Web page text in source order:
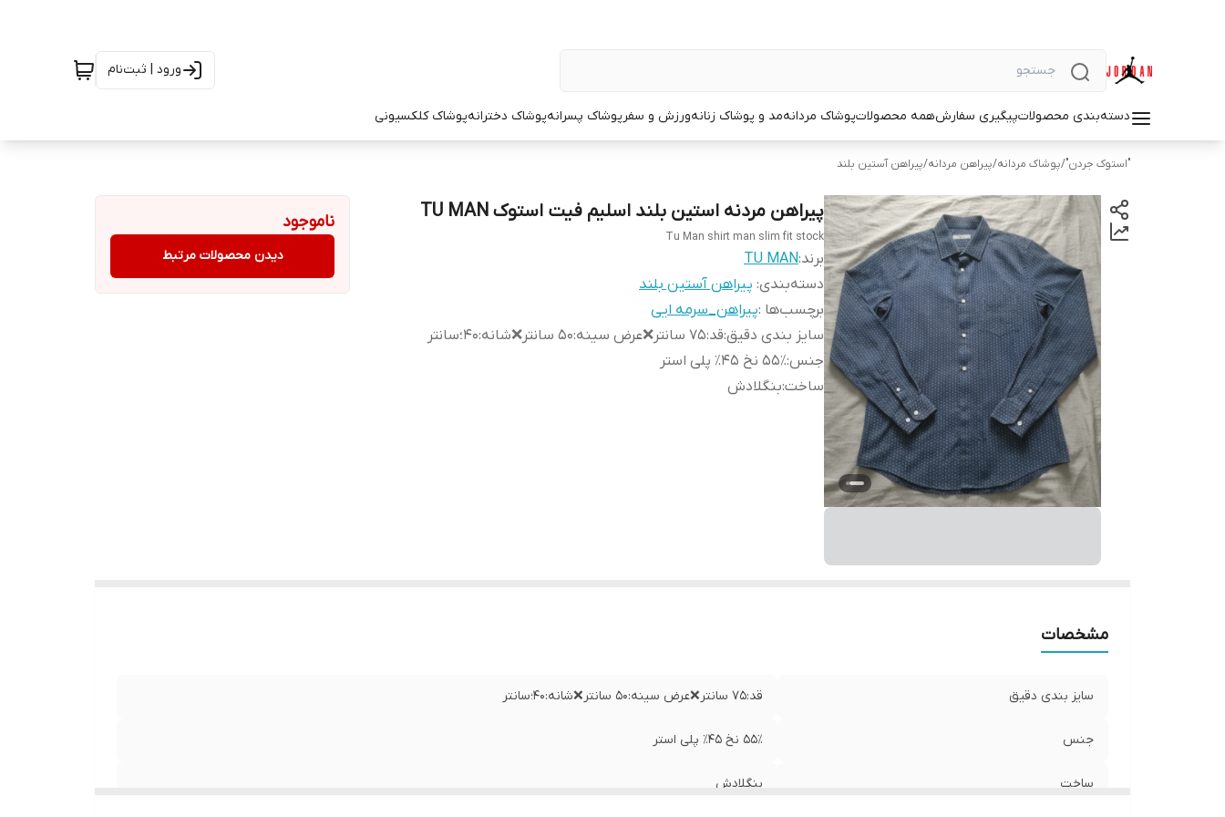
ورود | ثبت‌نام
دسته‌بندی محصولاتپیگیری سفارشهمه محصولاتپوشاک مردانهمد و پوشاک زنانهورزش و سفرپوشاک پسرانهپوشاک دخترانهپوشاک کلکسیونی
"استوک جردن"/پوشاک مردانه/پیراهن مردانه/پیراهن آستین بلند
پیراهن مردنه استین بلند اسلیم فیت استوک TU MAN
Tu Man shirt man slim fit stock
برند:TU MAN
دسته‌بندی: پیراهن آستین بلند
برچسب‌ها :پیراهن_سرمه ایی
سایز بندی دقیق:قد:۷۵ سانتر❌عرض سینه:۵۰ سانتر❌شانه:۴۰؛سانتر
جنس:۵۵٪ نخ ۴۵٪ پلی استر
ساخت:بنگلادش
ناموجود
دیدن محصولات مرتبط
مشخصات
سایز بندی دقیق قد:۷۵ سانتر❌عرض سینه:۵۰ سانتر❌شانه:۴۰؛سانتر
جنس ۵۵٪ نخ ۴۵٪ پلی استر
ساخت بنگلادش